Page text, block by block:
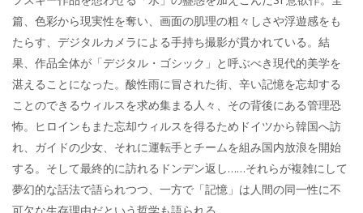
篇、色彩から現実性を奪い、画面の肌理の粗々しさや浮遊感をも
たらす、デジタルカメラによる手持ち撮影が貫かれている。結
果、作品全体が「デジタル・ゴシック」と呼ぶべき現代的美学を
湛えることになった。酸性雨に冒された街、辛い記憶を忘却する
ことのできるウィルスを求め集まる人々、その背後にある管理恐
怖。ヒロインもまた忘却ウィルスを得るためドイツから韓国へ訪
れ、ガイドの少女、それに運転手とチームを組み国内放浪を開始
する。そして最終的に訪れるドンデン返し……それらが複雑にして
夢幻的な話法で語られつつ、一方で「記憶」は人間の同一性に不